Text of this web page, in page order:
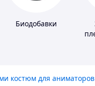
Биодобавки
костюм для аниматоров